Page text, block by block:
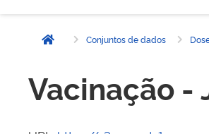
Página inicialConjuntos de dados
Vacinação -